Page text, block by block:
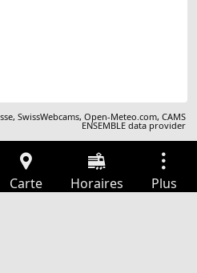
,SwissWebcams,Open-Meteo.com,CAMS
ENSEMBLE data provider
Carte Horaires Plus